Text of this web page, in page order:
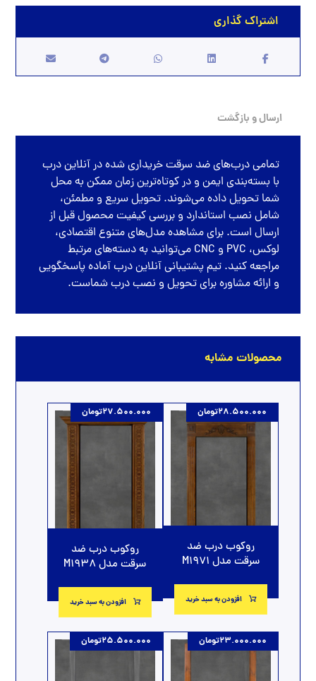
ارسال و بازگشت
تمامیدرب‌های ضد سرقتخریداری شده درآنلاین درب
با بسته‌بندی ایمن و در کوتاه‌ترین زمان ممکن به محل
شما تحویل داده می‌شوند. تحویل سریع و مطمئن،
شامل نصب استاندارد و بررسی کیفیت محصول قبل از
ارسال است. برای مشاهده مدل‌های متنوع اقتصادی،
لوکس، PVC و CNC می‌توانید به دسته‌های مرتبط
مراجعه کنید. تیم پشتیبانی آنلاین درب آماده پاسخگویی
و ارائه مشاوره برای تحویل و نصب درب شماست.
محصولات مشابه
روکوب درب ضد
سرقت مدل M1971
28.500.000تومان
افزودن به سبد خرید
روکوب درب ضد
سرقت مدل M1938
27.500.000تومان
افزودن به سبد خرید
23.000.000تومان 25.500.000تومان